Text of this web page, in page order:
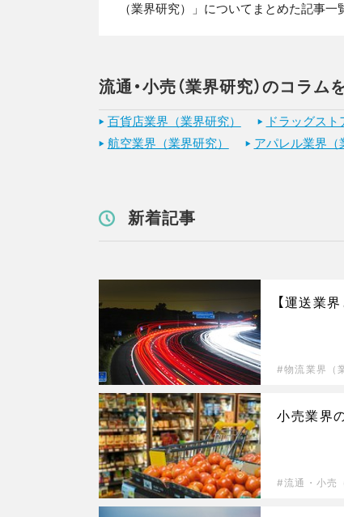
（業界研究）」についてまとめた記事一
流通・小売（業界研究）のコラム
百貨店業界（業界研究） ドラッグスト
航空業界（業界研究）
アパレル業界（
新着記事
【運送業
物流業界（
小売業界
流通・小売